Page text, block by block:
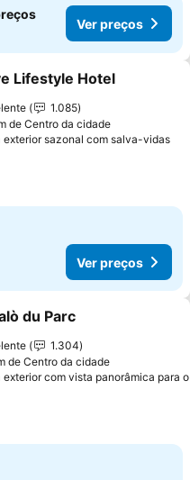
Ver preços
aos favoritos
Lifestyle Hotel
1.085
de Centro da cidade
exterior sazonal com salva-vidas
Ver preços
aos favoritos
du Parc
1.304
de Centro da cidade
exterior com vista panorâmica para o